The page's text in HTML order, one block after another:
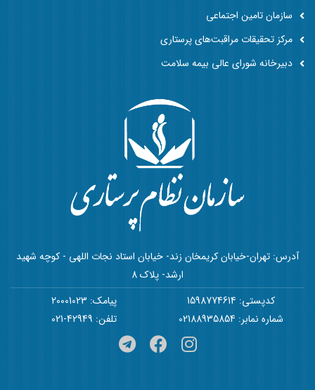
آدرس: تهران-خیابان کریمخان زند- خیابان استاد نجات اللهی - کوچه شهید
ارشد- پلاک 8
کدپستی: 1598774614
پیامک: 20001023
شماره نمابر: 02188935854
تلفن: 42949-021
سازمان تامین اجتماعی
مرکز تحقیقات مراقبت‌های پرستاری
دبیرخانه شورای عالی بیمه سلامت